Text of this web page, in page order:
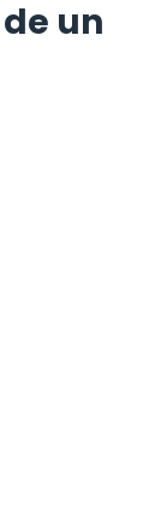
un